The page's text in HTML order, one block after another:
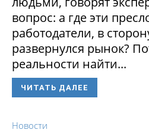
вопрос: а где эти
работодатели, в
развернулся рынок?
реальности найти...
ЧИТАТЬ ДАЛЕЕ
Новости